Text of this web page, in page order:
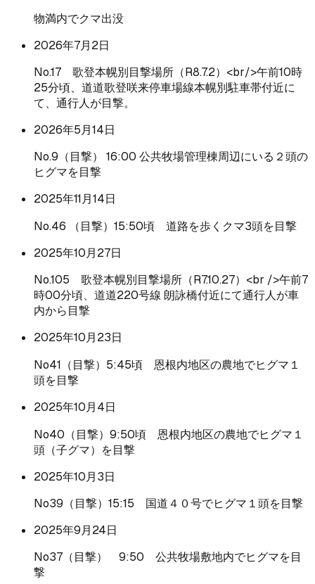
物満内でクマ出没
2026年7月2日
No.17 歌登本幌別目撃場所（R8.7.2）<br/>午前10時
25分頃、道道歌登咲来停車場線本幌別駐車帯付近に
て、通行人が目撃。
2026年5月14日
No.9（目撃） 16:00 公共牧場管理棟周辺にいる２頭の
ヒグマを目撃
2025年11月14日
No.46 （目撃）15:50頃 道路を歩くクマ3頭を目撃
2025年10月27日
No.105 歌登本幌別目撃場所（R7.10.27）<br />午前7
時00分頃、道道220号線 朗詠橋付近にて通行人が車
内から目撃
2025年10月23日
No41（目撃）5:45頃 恩根内地区の農地でヒグマ１
頭を目撃
2025年10月4日
No40（目撃）9:50頃 恩根内地区の農地でヒグマ１
頭（子グマ）を目撃
2025年10月3日
No39（目撃）15:15 国道４０号でヒグマ１頭を目撃
2025年9月24日
No37（目撃） 9:50 公共牧場敷地内でヒグマを目
撃